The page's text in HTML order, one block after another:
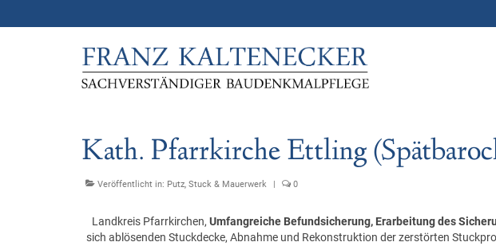
Kath. Pfarrkirche Ettling
Veröffentlicht in: Putz, Stuck & Mauerwerk | 0
Landkreis Pfarrkirchen,Umfangreiche Befundsicherung, Erarbeitung des
sich ablösenden Stuckdecke, Abnahme und Rekonstruktion der zerstörten